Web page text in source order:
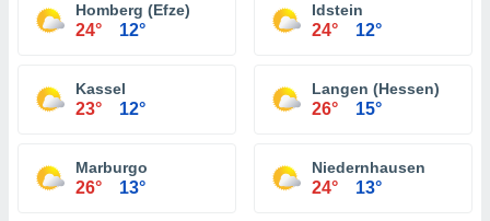
Homberg (Efze)
24° 12°
Idstein
24° 12°
Kassel
23° 12°
Langen (Hessen)
26° 15°
Marburgo
26° 13°
Niedernhausen
24° 13°